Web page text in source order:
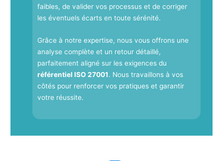
faibles, de valider vos processus et de corriger
les éventuels écarts en toute sérénité.
Grâce à notre expertise, nous vous offrons une
analyse complète et un retour détaillé,
parfaitement aligné sur les exigences du
référentiel ISO 27001. Nous travaillons à vos
côtés pour renforcer vos pratiques et garantir
votre réussite.